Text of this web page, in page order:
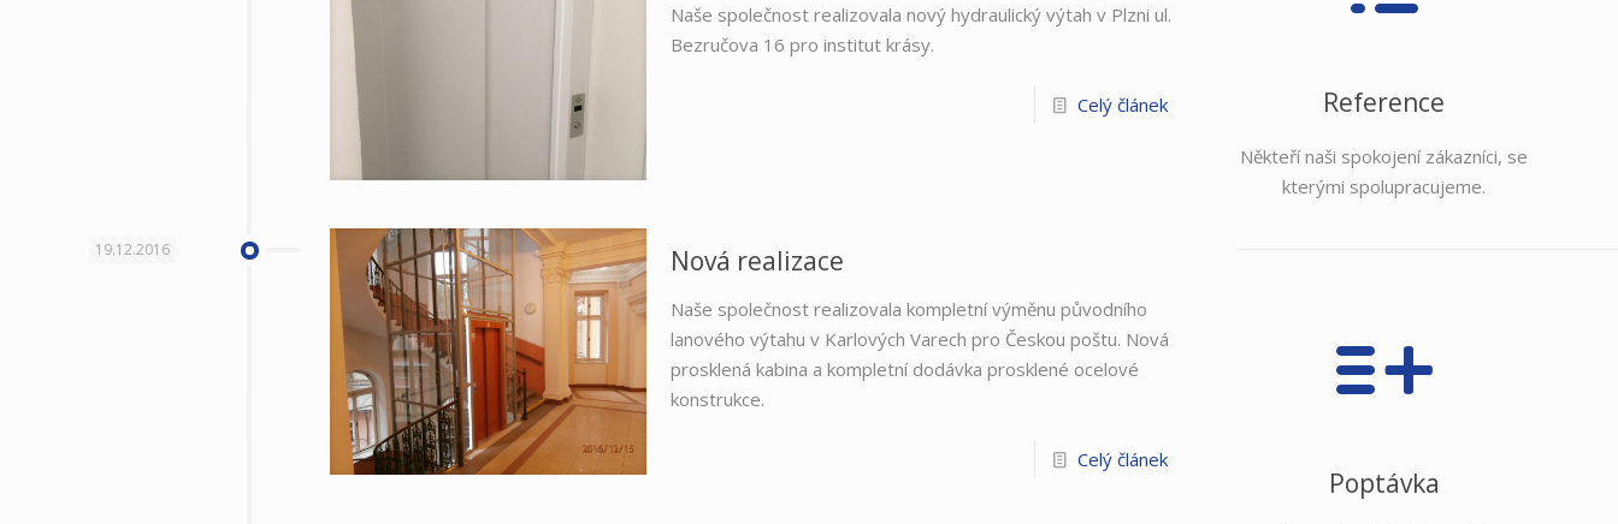
Naše společnost realizovala nový hydraulický výtah v Plzni ul.
Bezručova 16 pro institut krásy.
Celý článek
19.12.2016 Nová realizace
Naše společnost realizovala kompletní výměnu původního
lanového výtahu v Karlových Varech pro Českou poštu. Nová
prosklená kabina a kompletní dodávka prosklené ocelové
konstrukce.
Celý článek
Reference
Někteří naši spokojení zákazníci, se
kterými spolupracujeme.
Poptávka